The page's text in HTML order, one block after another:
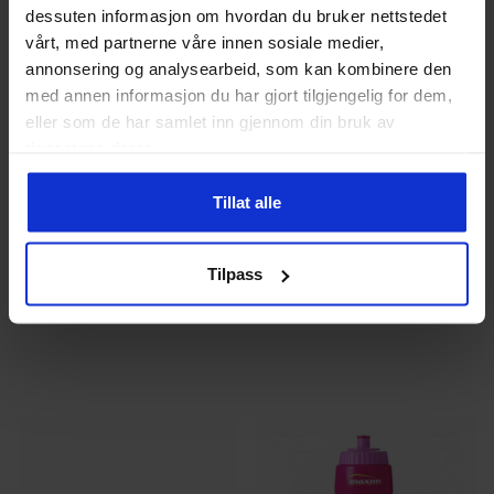
dessuten informasjon om hvordan du bruker nettstedet
vårt, med partnerne våre innen sosiale medier,
annonsering og analysearbeid, som kan kombinere den
med annen informasjon du har gjort tilgjengelig for dem,
eller som de har samlet inn gjennom din bruk av
Tillat alle
Tilpass
Fuel of Norway
179kr
Diadora
Equipo II Team Bag
335kr